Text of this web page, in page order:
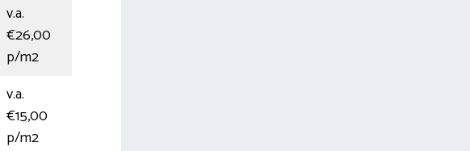
v.a.
€26,00
p/m2
v.a.
€15,00
p/m2